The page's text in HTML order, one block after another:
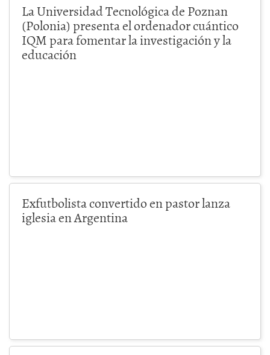
La Universidad Tecnológica de Poznan
(Polonia) presenta el ordenador cuántico
IQM para fomentar la investigación y la
educación
Exfutbolista convertido en pastor lanza
iglesia en Argentina